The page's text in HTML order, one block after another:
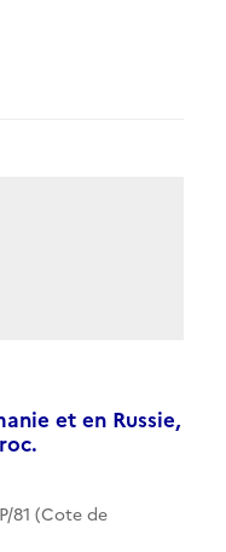
et en Russie,
81 (Cote de